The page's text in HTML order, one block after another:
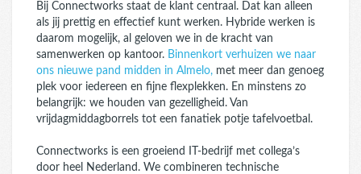
Bij Connectworks staat de klant centraal. Dat kan alleen
als jij prettig en effectief kunt werken. Hybride werken is
daarom mogelijk, al geloven we in de kracht van
samenwerken op kantoor. Binnenkort verhuizen we naar
ons nieuwe pand midden in Almelo, met meer dan genoeg
plek voor iedereen en fijne flexplekken. En minstens zo
belangrijk: we houden van gezelligheid. Van
vrijdagmiddagborrels tot een fanatiek potje tafelvoetbal.
Connectworks is een groeiend IT-bedrijf met collega’s
door heel Nederland. We combineren technische